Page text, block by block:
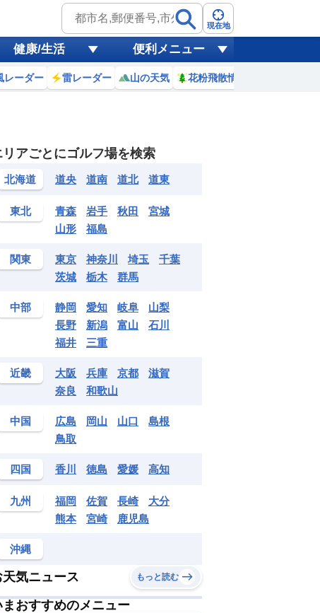
現在地
健康/生活 便利メニュー
レーダー 雷レーダー 山の天気 花粉飛散情報
℃
12
32℃
13
33
3
14
33
3m
15
3m 3
リアごとにゴルフ場を検索
北海道 道央 道南 道北 道東
東北 青森 岩手 秋田
宮城
山形
福島
関東 東京 神奈川 埼玉
千葉
茨城
栃木 群馬
中部 静岡 愛知 岐阜
山梨
長野
新潟 富山
石川
福井
三重
近畿 大阪 兵庫 京都
滋賀
奈良
和歌山
中国 広島 岡山 山口
島根
鳥取
四国 香川 徳島 愛媛 高知
九州 福岡 佐賀 長崎
大分
熊本
宮崎 鹿児島
沖縄
天気ニュース もっと読む
まおすすめのメニュー